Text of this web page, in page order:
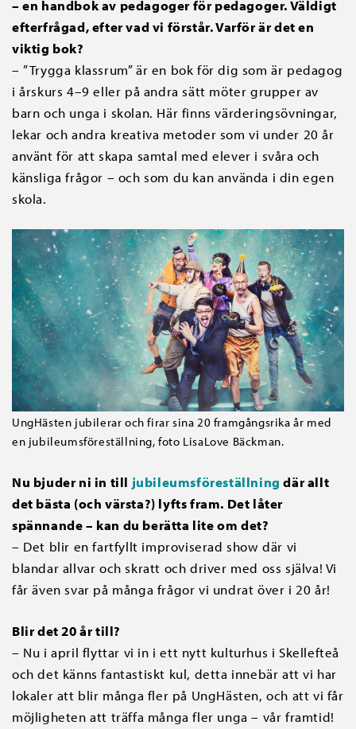
– en handbok av pedagoger för pedagoger. Väldigt
efterfrågad, efter vad vi förstår. Varför är det en
viktig bok?
– ”Trygga klassrum” är en bok för dig som är pedagog
i årskurs 4–9 eller på andra sätt möter grupper av
barn och unga i skolan. Här finns värderingsövningar,
lekar och andra kreativa metoder som vi under 20 år
använt för att skapa samtal med elever i svåra och
känsliga frågor – och som du kan använda i din egen
skola.
UngHästen jubilerar och firar sina 20 framgångsrika år med
en jubileumsföreställning, foto LisaLove Bäckman.
Nu bjuder ni in till jubileumsföreställning där allt
det bästa (och värsta?) lyfts fram. Det låter
spännande – kan du berätta lite om det?
– Det blir en fartfyllt improviserad show där vi
blandar allvar och skratt och driver med oss själva! Vi
får även svar på många frågor vi undrat över i 20 år!
Blir det 20 år till?
– Nu i april flyttar vi in i ett nytt kulturhus i Skellefteå
och det känns fantastiskt kul, detta innebär att vi har
lokaler att blir många fler på UngHästen, och att vi får
möjligheten att träffa många fler unga – vår framtid!